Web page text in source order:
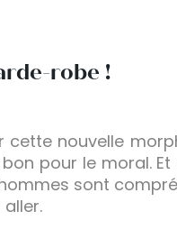
robe !
cette nouvelle
pour le moral.
sont